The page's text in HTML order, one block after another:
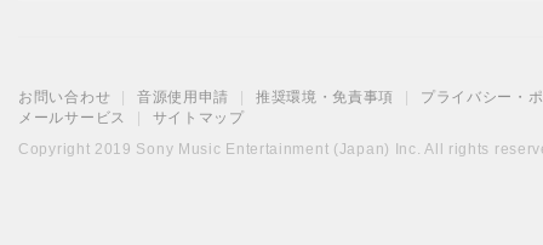
お問い合わせ 音源使用申請 推奨環境・免責事項
プライバシー・
メールサービス
サイトマップ
Copyright 2019 Sony Music Entertainment (Japan) Inc. All rights